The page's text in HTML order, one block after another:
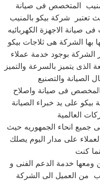
المتخصص فى صيانة
تعتبر شركة بيكو بالمنيب
بها الشركة هى ثلاجات بيكو
الشركة بوجود خدمة عملاء
الذى يتميز بالسرعة والتميز
الصيانة والتصنيع
فى صيانة واصلاح
بيكو على يد خبراء الصيانة
جميع انحاء الجمهوريه حيث
على مدار اليوم يصلك
خدمة الدعم الفنى و
من العميل الى الشركة